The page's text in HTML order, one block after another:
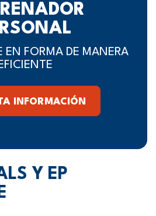
EN FORMA DE MANERA
INFORMACIÓN
Y EP